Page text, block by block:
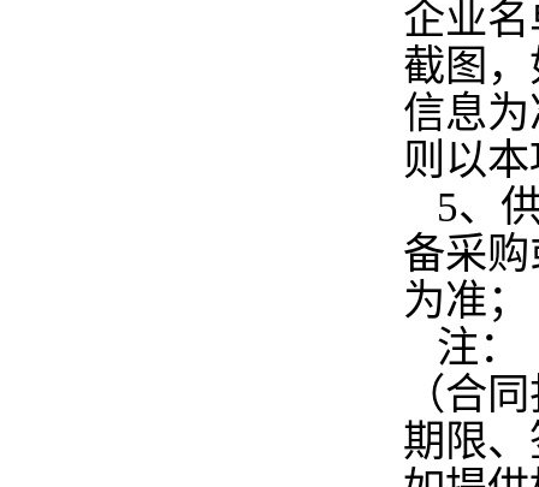
企业
截图
信息
则以
5、
备采
为准；
注：
（合
期限